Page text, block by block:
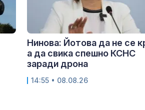
Нинова: Йотова да не се
а да свика спешно КСНС
заради дрона
14:55 • 08.08.26